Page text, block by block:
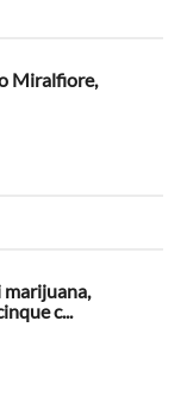
Miralfiore,
c...